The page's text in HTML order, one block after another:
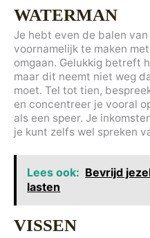
WATERMAN
Je hebt even de balen
voornamelijk te maken
omgaan. Gelukkig betreft
maar dit neemt niet weg
moet. Tel tot tien,
en concentreer je vooral
als een speer. Je
je kunt zelfs wel spreken
Lees ook: Bevrijd
lasten
VISSEN